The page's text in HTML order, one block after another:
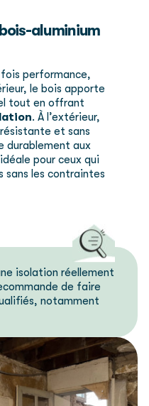
aluminium
performance,
le bois apporte
tout en offrant
. À l’extérieur,
résistante et sans
durablement aux
pour ceux qui
sans les contraintes
isolation réellement
de faire
notamment